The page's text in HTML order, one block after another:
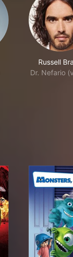
Russell
Dr. Nefario